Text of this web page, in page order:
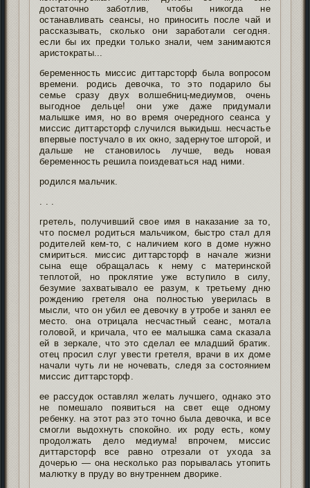
достаточно заботлив, чтобы никогда не
останавливать сеансы, но приносить после чай и
рассказывать, сколько они заработали сегодня.
если бы их предки только знали, чем занимаются
аристократы...
беременность миссис диттарсторф была вопросом
времени. родись девочка, то это подарило бы
семье сразу двух волшебниц-медиумов, очень
выгодное дельце! они уже даже придумали
малышке имя, но во время очередного сеанса у
миссис диттарсторф случился выкидыш. несчастье
впервые постучало в их окно, задернутое шторой, и
дальше не становилось лучше, ведь новая
беременность решила поиздеваться над ними.
родился мальчик.
. . .
гретель, получивший свое имя в наказание за то,
что посмел родиться мальчиком, быстро стал для
родителей кем-то, с наличием кого в доме нужно
смириться. миссис диттарсторф в начале жизни
сына еще обращалась к нему с материнской
теплотой, но проклятие уже вступило в силу,
безумие захватывало ее разум, к третьему дню
рождению гретеля она полностью уверилась в
мысли, что он убил ее девочку в утробе и занял ее
место. она отрицала несчастный сеанс, мотала
головой, и кричала, что ее малышка сама сказала
ей в зеркале, что это сделал ее младший братик.
отец просил слуг увести гретеля, врачи в их доме
начали чуть ли не ночевать, следя за состоянием
миссис диттарсторф.
ее рассудок оставлял желать лучшего, однако это
не помешало появиться на свет еще одному
ребенку. на этот раз это точно была девочка, и все
смогли выдохнуть спокойно. их роду есть, кому
продолжать дело медиума! впрочем, миссис
диттарсторф все равно отрезали от ухода за
дочерью — она несколько раз порывалась утопить
малютку в пруду во внутреннем дворике.